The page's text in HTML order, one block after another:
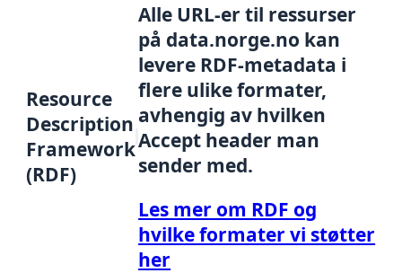
Resource
Description
Framework
(RDF)
Alle URL-er til ressurser
på data.norge.no kan
levere RDF-metadata i
flere ulike formater,
avhengig av hvilken
Accept header man
sender med.
Les mer om RDF og
hvilke formater vi støtter
her